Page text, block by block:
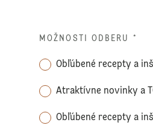
MOŽNOSTI ODBERU *
Obľúbené recepty a
Atraktívne novinky a
Obľúbené recepty a